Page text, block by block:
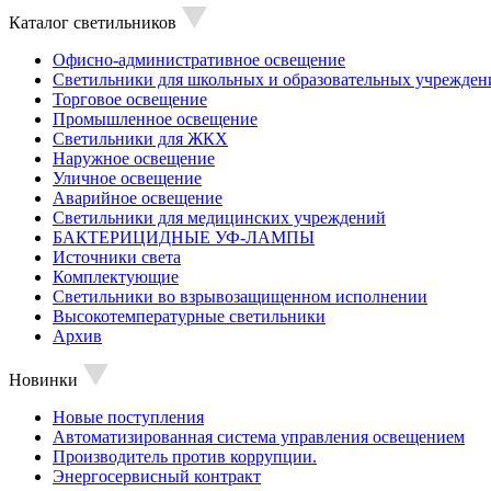
Каталог светильников
Офисно-административное освещение
Светильники для школьных и образовательных
Торговое освещение
Промышленное освещение
Светильники для ЖКХ
Наружное освещение
Уличное освещение
Аварийное освещение
Светильники для медицинских учреждений
БАКТЕРИЦИДНЫЕ УФ-ЛАМПЫ
Источники света
Комплектующие
Светильники во взрывозащищенном исполнении
Высокотемпературные светильники
Архив
Новинки
Новые поступления
Автоматизированная система управления освещением
Производитель против коррупции.
Энергосервисный контракт